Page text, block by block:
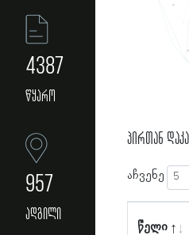
4387
წყარო
957
ადგილი
პირთან
აჩვენე
წელი